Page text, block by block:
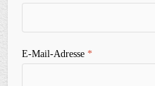
E-Mail-Adresse*